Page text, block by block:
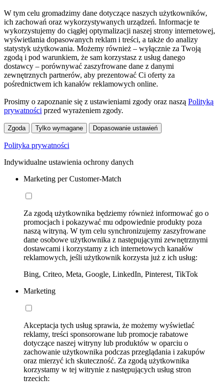
W tym celu gromadzimy dane dotyczące naszych użytkowników,
ich zachowań oraz wykorzystywanych urządzeń. Informacje te
wykorzystujemy do ciągłej optymalizacji naszej strony internetowej,
wyświetlania dopasowanych reklam i treści, a także do analizy
statystyk użytkowania. Możemy również – wyłącznie za Twoją
zgodą i pod warunkiem, że sam korzystasz z usług danego
dostawcy – porównywać zaszyfrowane dane z danymi
zewnętrznych partnerów, aby prezentować Ci oferty za
pośrednictwem ich kanałów reklamowych online.
Prosimy o zapoznanie się z ustawieniami zgody oraz naszą Polityką
prywatności przed wyrażeniem zgody.
Zgoda Tylko wymagane Dopasowanie ustawień
Polityka prywatności
Indywidualne ustawienia ochrony danych
Marketing per Customer-Match
Za zgodą użytkownika będziemy również informować go o
promocjach i pokazywać mu odpowiednie produkty poza
naszą witryną. W tym celu synchronizujemy zaszyfrowane
dane osobowe użytkownika z następującymi zewnętrznymi
dostawcami i korzystamy z ich internetowych kanałów
reklamowych, jeśli użytkownik korzysta już z ich usług:
Bing, Criteo, Meta, Google, LinkedIn, Pinterest, TikTok
Marketing
Akceptacja tych usług sprawia, że możemy wyświetlać
reklamy, treści sponsorowane lub promocje rabatowe
dotyczące naszej witryny lub produktów w oparciu o
zachowanie użytkownika podczas przeglądania i zakupów
oraz mierzyć ich skuteczność. Za zgodą użytkownika
korzystamy w tej witrynie z następujących usług stron
trzecich: